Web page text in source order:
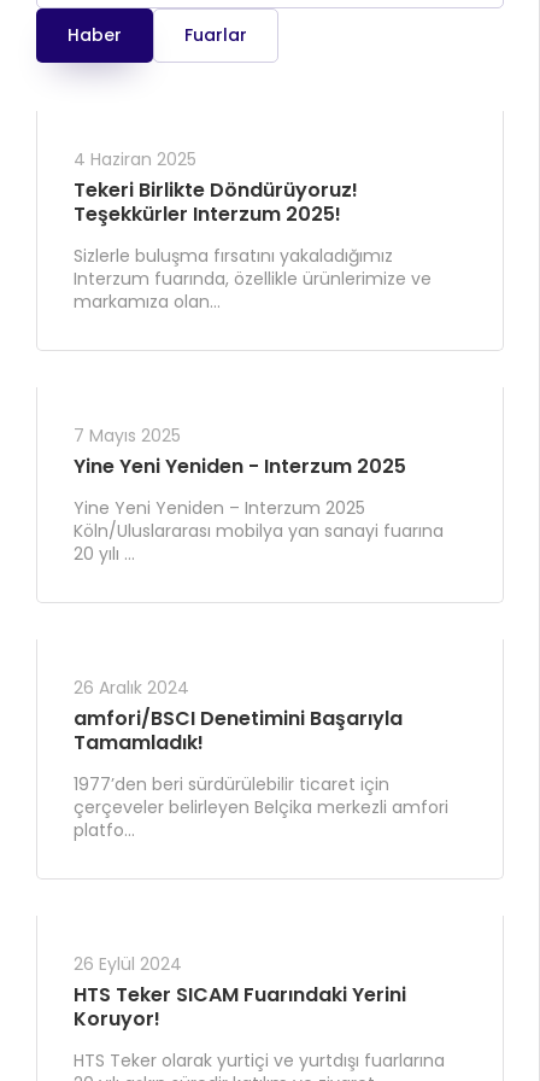
Haber Fuarlar
4 Haziran 2025
Tekeri Birlikte Döndürüyoruz!
Teşekkürler Interzum 2025!
Sizlerle buluşma fırsatını yakaladığımız
Interzum fuarında, özellikle ürünlerimize ve
markamıza olan...
7 Mayıs 2025
Yine Yeni Yeniden - Interzum 2025
Yine Yeni Yeniden – Interzum 2025
Köln/Uluslararası mobilya yan sanayi fuarına
20 yılı ...
26 Aralık 2024
amfori/BSCI Denetimini Başarıyla
Tamamladık!
1977’den beri sürdürülebilir ticaret için
çerçeveler belirleyen Belçika merkezli amfori
platfo...
26 Eylül 2024
HTS Teker SICAM Fuarındaki Yerini
Koruyor!
HTS Teker olarak yurtiçi ve yurtdışı fuarlarına